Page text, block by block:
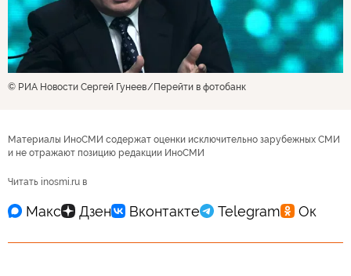
© РИА Новости Сергей Гунеев Перейти в фотобанк
Материалы ИноСМИ содержат оценки исключительно зарубежных СМИ
и не отражают позицию редакции ИноСМИ
Читать inosmi.ru в